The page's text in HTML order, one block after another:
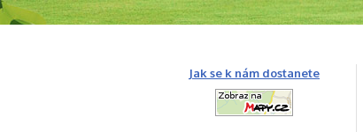
Jak se k nám dostanete